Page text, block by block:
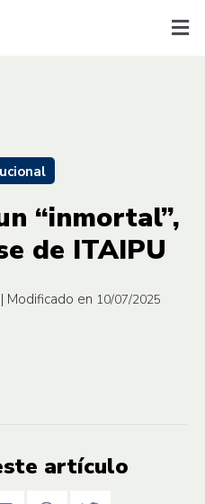
“inmortal”,
de ITAIPU
| Modificado en 10/07/2025
artículo